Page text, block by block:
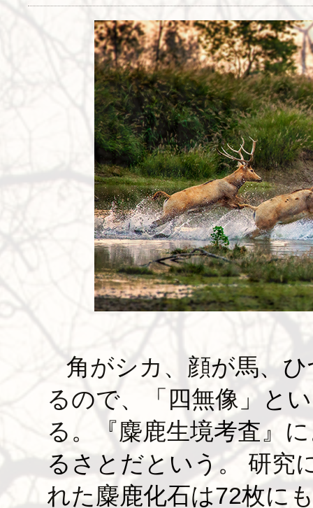
角がシカ、顔が馬、
るので、「四無像」と
る。『麋鹿生境考査』
るさとだという。 研究
れた麋鹿化石は72枚に